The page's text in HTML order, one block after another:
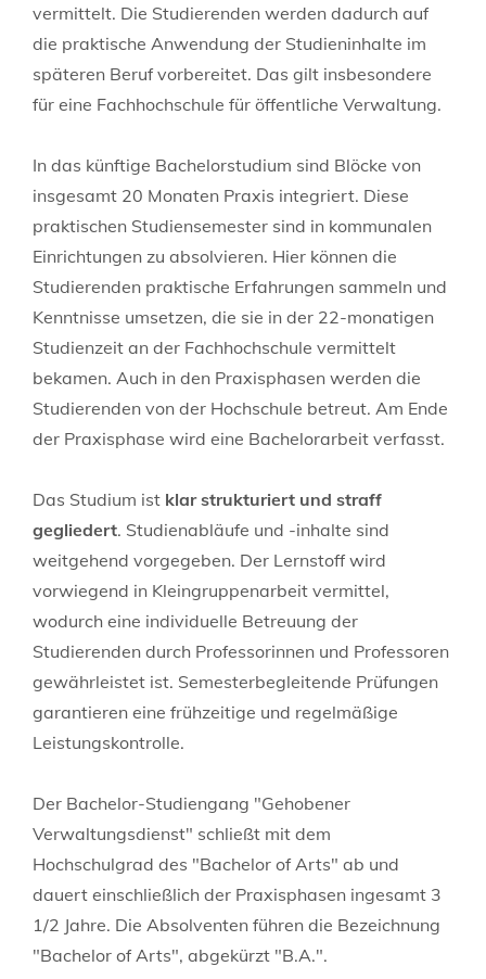
vermittelt. Die Studierenden werden dadurch auf
die praktische Anwendung der Studieninhalte im
späteren Beruf vorbereitet. Das gilt insbesondere
für eine Fachhochschule für öffentliche Verwaltung.
In das künftige Bachelorstudium sind Blöcke von
insgesamt 20 Monaten Praxis integriert. Diese
praktischen Studiensemester sind in kommunalen
Einrichtungen zu absolvieren. Hier können die
Studierenden praktische Erfahrungen sammeln und
Kenntnisse umsetzen, die sie in der 22-monatigen
Studienzeit an der Fachhochschule vermittelt
bekamen. Auch in den Praxisphasen werden die
Studierenden von der Hochschule betreut. Am Ende
der Praxisphase wird eine Bachelorarbeit verfasst.
Das Studium ist klar strukturiert und straff
gegliedert. Studienabläufe und -inhalte sind
weitgehend vorgegeben. Der Lernstoff wird
vorwiegend in Kleingruppenarbeit vermittel,
wodurch eine individuelle Betreuung der
Studierenden durch Professorinnen und Professoren
gewährleistet ist. Semesterbegleitende Prüfungen
garantieren eine frühzeitige und regelmäßige
Leistungskontrolle.
Der Bachelor-Studiengang "Gehobener
Verwaltungsdienst" schließt mit dem
Hochschulgrad des "Bachelor of Arts" ab und
dauert einschließlich der Praxisphasen ingesamt 3
1/2 Jahre. Die Absolventen führen die Bezeichnung
"Bachelor of Arts", abgekürzt "B.A.".